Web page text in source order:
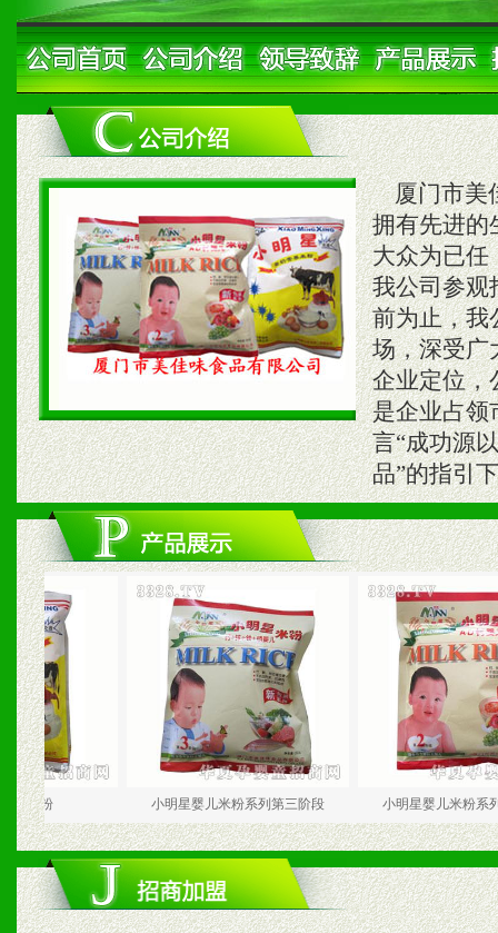
厦门市美
拥有先进的
大众为已任
我公司参观
前为止，我
场，深受广
企业定位，
是企业占领
言“成功源
品”的指引
小明星婴儿米粉系列第三阶段 小明星婴儿米粉系列第二阶